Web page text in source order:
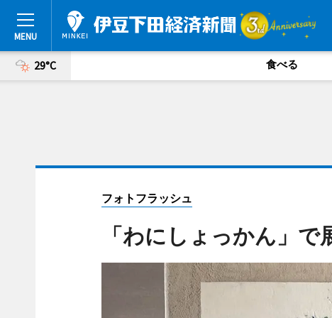
29°C 食べる
フォトフラッシュ
「わにしょっかん」